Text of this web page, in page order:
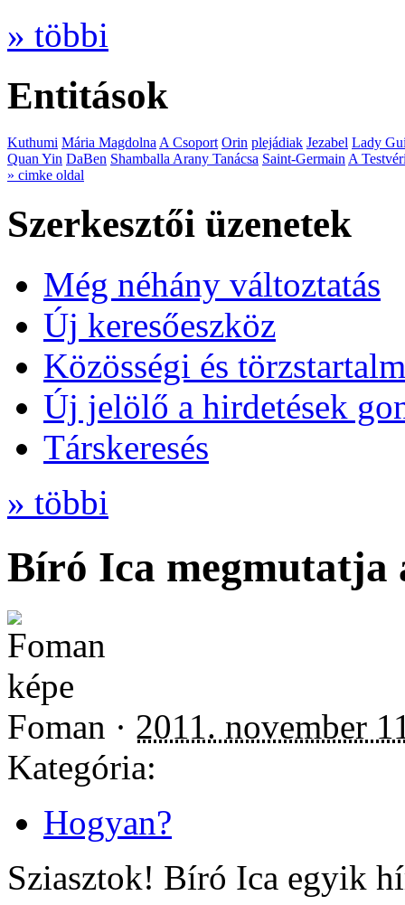
» többi
Entitások
Kuthumi Mária MagdolnaA Csoport Orin plejádiak Jezabel Lady
Quan Yin DaBen Shamballa Arany Tanácsa Saint-GermainA
» cimke oldal
Szerkesztői üzenetek
Még néhány változtatás
Új keresőeszköz
Közösségi és
Új jelölő a hirdetések
Társkeresés
» többi
Bíró Ica
Foman · 2011. november
Kategória:
Hogyan?
Sziasztok! Bíró Ica egyik